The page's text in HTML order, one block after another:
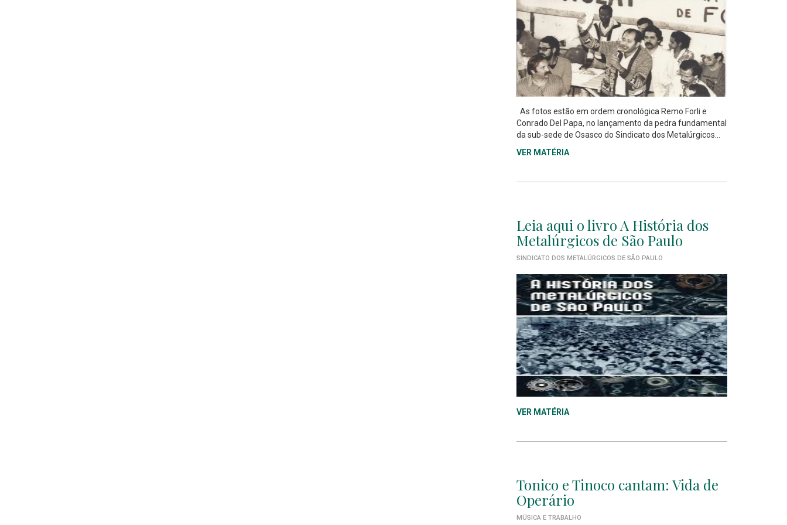
As fotos estão em ordem cronológica Remo Forli e
Conrado Del Papa, no lançamento da pedra fundamental
da sub-sede de Osasco do Sindicato dos Metalúrgicos...
VER MATÉRIA
Leia aqui o livro A História dos
Metalúrgicos de São Paulo
SINDICATO DOS METALÚRGICOS DE SÃO PAULO
VER MATÉRIA
Tonico e Tinoco cantam: Vida de
Operário
MÚSICA E TRABALHO